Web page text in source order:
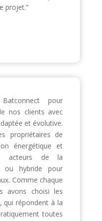
projet.”
pour
nos clients avec
et évolutive.
propriétaires de
énergétique et
acteurs de la
ou hybride pour
Comme chaque
avons choisi les
qui répondent à la
toutes